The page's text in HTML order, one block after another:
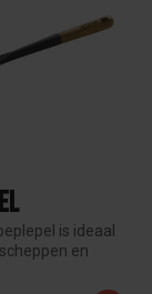
is ideaal
en
soep, sauzen